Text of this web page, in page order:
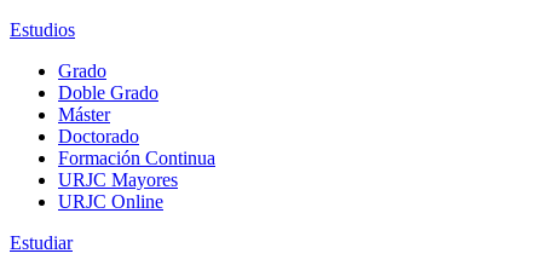
Estudios
Grado
Doble Grado
Máster
Doctorado
Formación Continua
URJC Mayores
URJC Online
Estudiar